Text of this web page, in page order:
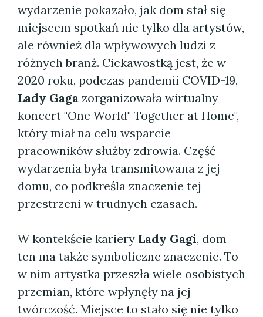
wydarzenie pokazało, jak dom stał się
miejscem spotkań nie tylko dla artystów,
ale również dla wpływowych ludzi z
różnych branż. Ciekawostką jest, że w
2020 roku, podczas pandemii COVID-19,
Lady Gaga zorganizowała wirtualny
koncert "One World" Together at Home",
który miał na celu wsparcie
pracowników służby zdrowia. Część
wydarzenia była transmitowana z jej
domu, co podkreśla znaczenie tej
przestrzeni w trudnych czasach.
W kontekście kariery Lady Gagi, dom
ten ma także symboliczne znaczenie. To
w nim artystka przeszła wiele osobistych
przemian, które wpłynęły na jej
twórczość. Miejsce to stało się nie tylko